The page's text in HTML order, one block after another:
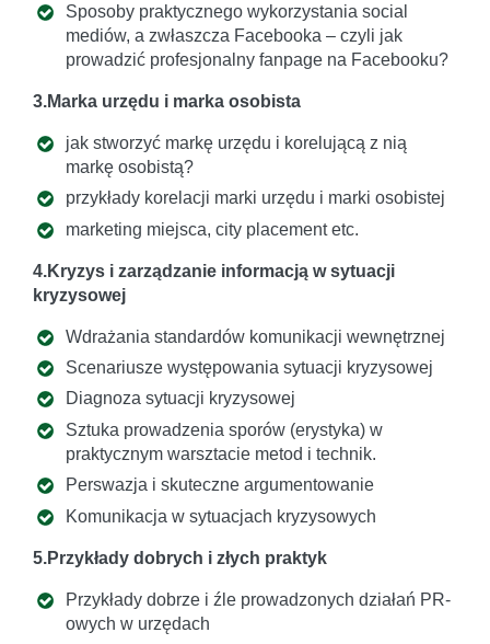
Sposoby praktycznego wykorzystania social
mediów, a zwłaszcza Facebooka – czyli jak
prowadzić profesjonalny fanpage na Facebooku?
3.Marka urzędu i marka osobista
jak stworzyć markę urzędu i korelującą z nią
markę osobistą?
przykłady korelacji marki urzędu i marki osobistej
marketing miejsca, city placement etc.
4.Kryzys i zarządzanie informacją w sytuacji
kryzysowej
Wdrażania standardów komunikacji wewnętrznej
Scenariusze występowania sytuacji kryzysowej
Diagnoza sytuacji kryzysowej
Sztuka prowadzenia sporów (erystyka) w
praktycznym warsztacie metod i technik.
Perswazja i skuteczne argumentowanie
Komunikacja w sytuacjach kryzysowych
5.Przykłady dobrych i złych praktyk
Przykłady dobrze i źle prowadzonych działań PR-
owych w urzędach